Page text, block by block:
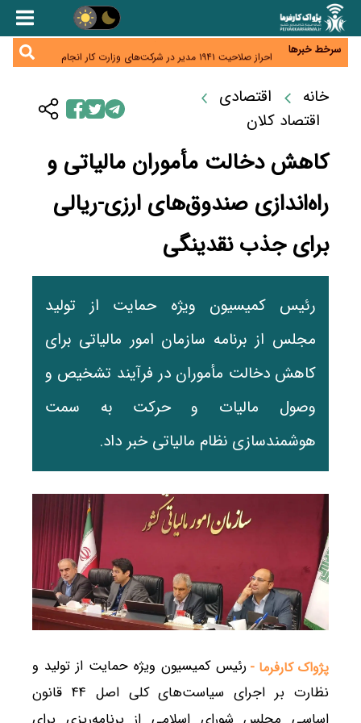
سرخط خبرها
هشدار درباره کاهش عرضه مسکن اجاره‌ای؛ دولت
رسانه تخصصی باید مطالبه‌گری، دقت و استقلال را
احراز صلاحیت ۱۹۴۱ مدیر در شرکت‌های وزارت کار انجام
نشده است؛ شایسته‌سالاری زیر فشار؟
به چه قیمتی؟
موبایل گران می‌شود؟ هزینه واردات ۱۰ برابر شد، ثبت
سفارش همچنان متوقف است
خانه
اقتصادی
اقتصاد کلان
کاهش دخالت مأموران مالیاتی و
راه‌اندازی صندوق‌های ارزی-ریالی
برای جذب نقدینگی
رئیس کمیسیون ویژه حمایت از تولید
مجلس از برنامه سازمان امور مالیاتی برای
کاهش دخالت مأموران در فرآیند تشخیص و
وصول مالیات و حرکت به سمت
هوشمندسازی نظام مالیاتی خبر داد.
پژواک کارفرما - رئیس کمیسیون ویژه حمایت از تولید و
نظارت بر اجرای سیاست‌های کلی اصل ۴۴ قانون